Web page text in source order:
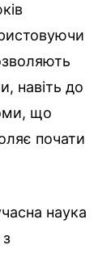
навіть до
що
почати
наука